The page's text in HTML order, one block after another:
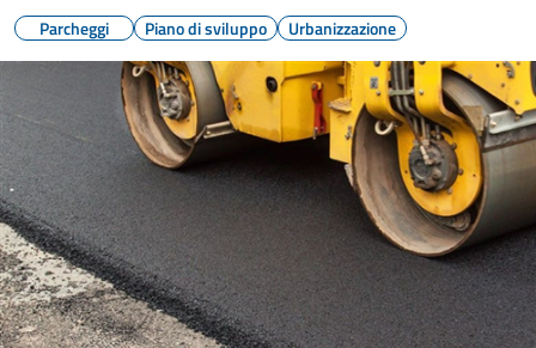
Parcheggi Piano di sviluppo Urbanizzazione